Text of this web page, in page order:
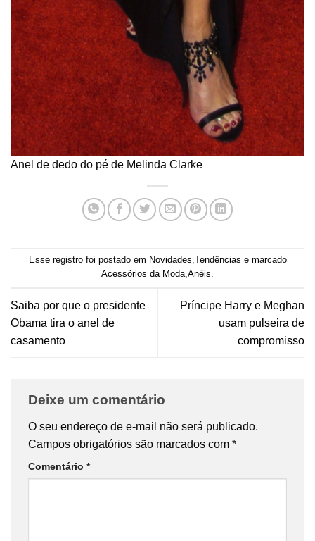
Anel de dedo do pé de Melinda Clarke
Esse registro foi postado em Novidades Tendências e marcado
Acessórios da Moda Anéis
Saiba por que o presidente
Obama tira o anel de
casamento
Príncipe Harry e Meghan
usam pulseira de
compromisso
Deixe um comentário
O seu endereço de e-mail não será publicado.
Campos obrigatórios são marcados com *
Comentário *